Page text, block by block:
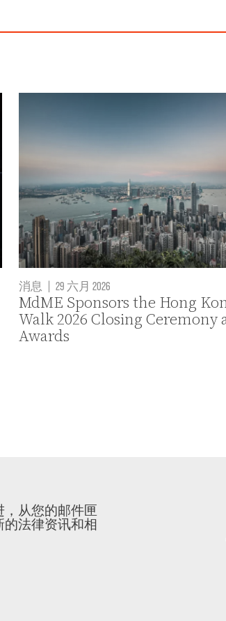
消息 | 29 六月 2026
MdME Sponsors the Hong
Walk 2026 Closing Ceremony
Awards
，从您的邮件匣
法律资讯和相